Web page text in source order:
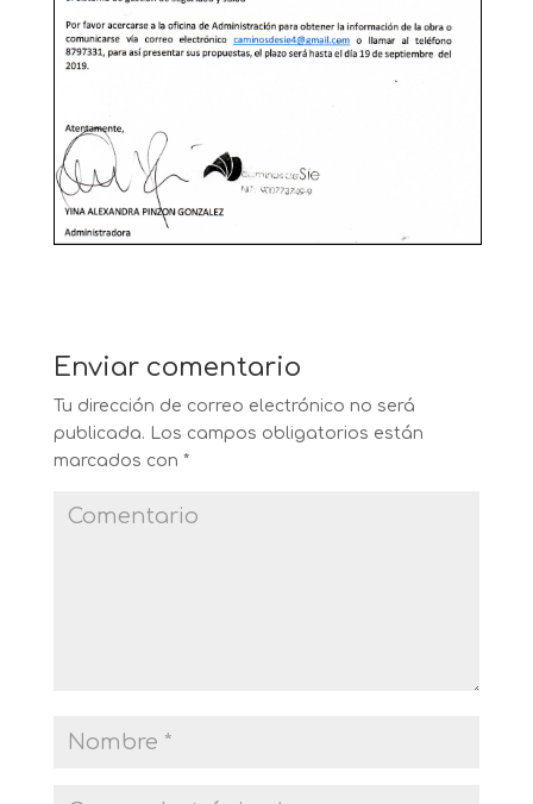
Enviar comentario
Tu dirección de correo electrónico no será
publicada. Los campos obligatorios están
marcados con *